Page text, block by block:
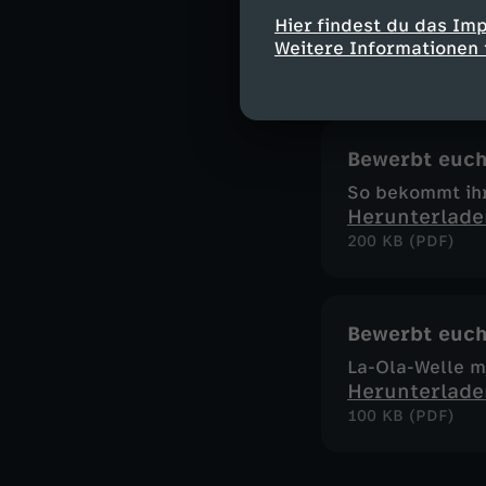
Hier findest du das
Weitere
von Ost nach
Bewerbt
So bekommt
200 KB (PDF)
Bewerbt
La-Ola-Welle
100 KB (PDF)